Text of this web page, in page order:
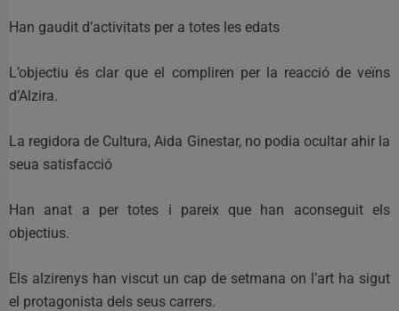
Han gaudit d’activitats per a totes les edats
L’objectiu és clar que el compliren per la reacció de veïns
d’Alzira.
La regidora de Cultura, Aida Ginestar, no podia ocultar ahir la
seua satisfacció
Han anat a per totes i pareix que han aconseguit els
objectius.
Els alzirenys han viscut un cap de setmana on l’art ha sigut
el protagonista dels seus carrers.